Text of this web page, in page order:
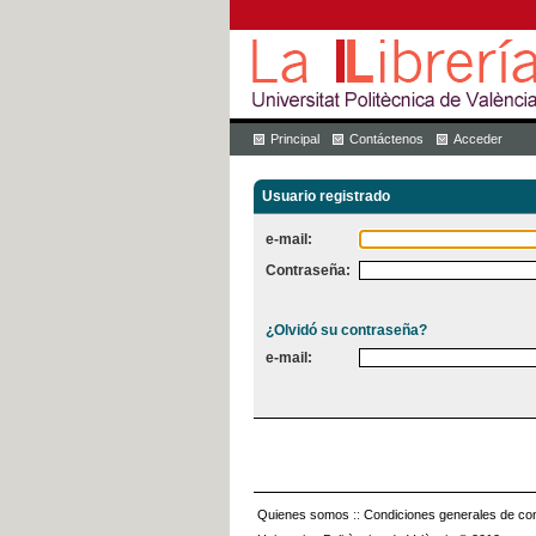
Principal Contáctenos Acceder
Usuario registrado
e-mail:
Contraseña:
¿Olvidó su contraseña?
e-mail:
Quienes somos :: Condiciones generales de